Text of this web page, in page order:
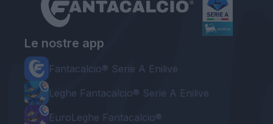
Le nostre app
Fantacalcio® Serie A Enilive
Leghe Fantacalcio® Serie A Enilive
EuroLeghe Fantacalcio®